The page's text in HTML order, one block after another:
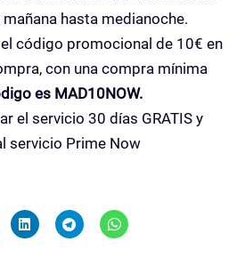
hasta medianoche.
código promocional de 10€ en
con una compra mínima
es MAD10NOW.
el servicio 30 días GRATIS y
servicio Prime Now